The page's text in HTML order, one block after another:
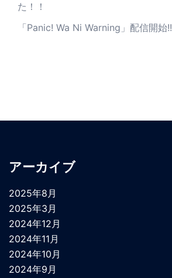
た！！
「Panic! Wa Ni Warning」配信開始!!
アーカイブ
2025年8月
2025年3月
2024年12月
2024年11月
2024年10月
2024年9月